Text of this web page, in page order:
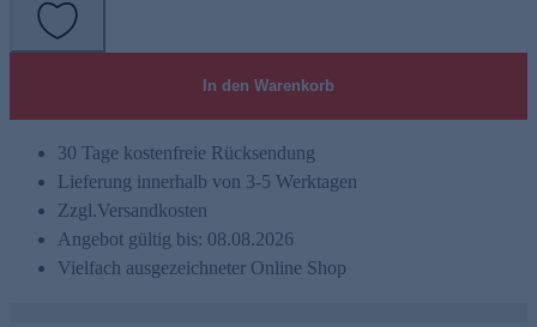
In den Warenkorb
30 Tage kostenfreie Rücksendung
Lieferung innerhalb von 3-5 Werktagen
Zzgl.Versandkosten
Angebot gültig bis: 08.08.2026
Vielfach ausgezeichneter Online Shop